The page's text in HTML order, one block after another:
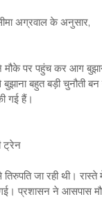
अग्रवाल के अनुसार,
ने मौके पर पहुंच कर आग
बहुत बड़ी चुनौती
गई हैं।
ट्रेन
जा रही थी।
प्रशासन ने आसपास